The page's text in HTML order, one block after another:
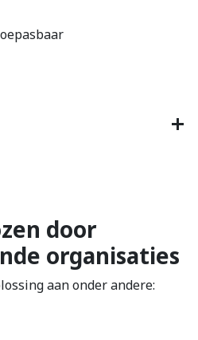
door
organisaties
aan onder andere: